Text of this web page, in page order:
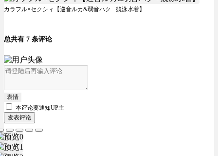
カラフル×セクシィ【巡音ルカ&弱音ハク - 競泳水着】
总共有 7 条评论
表情
本评论要通知UP主
发表评论